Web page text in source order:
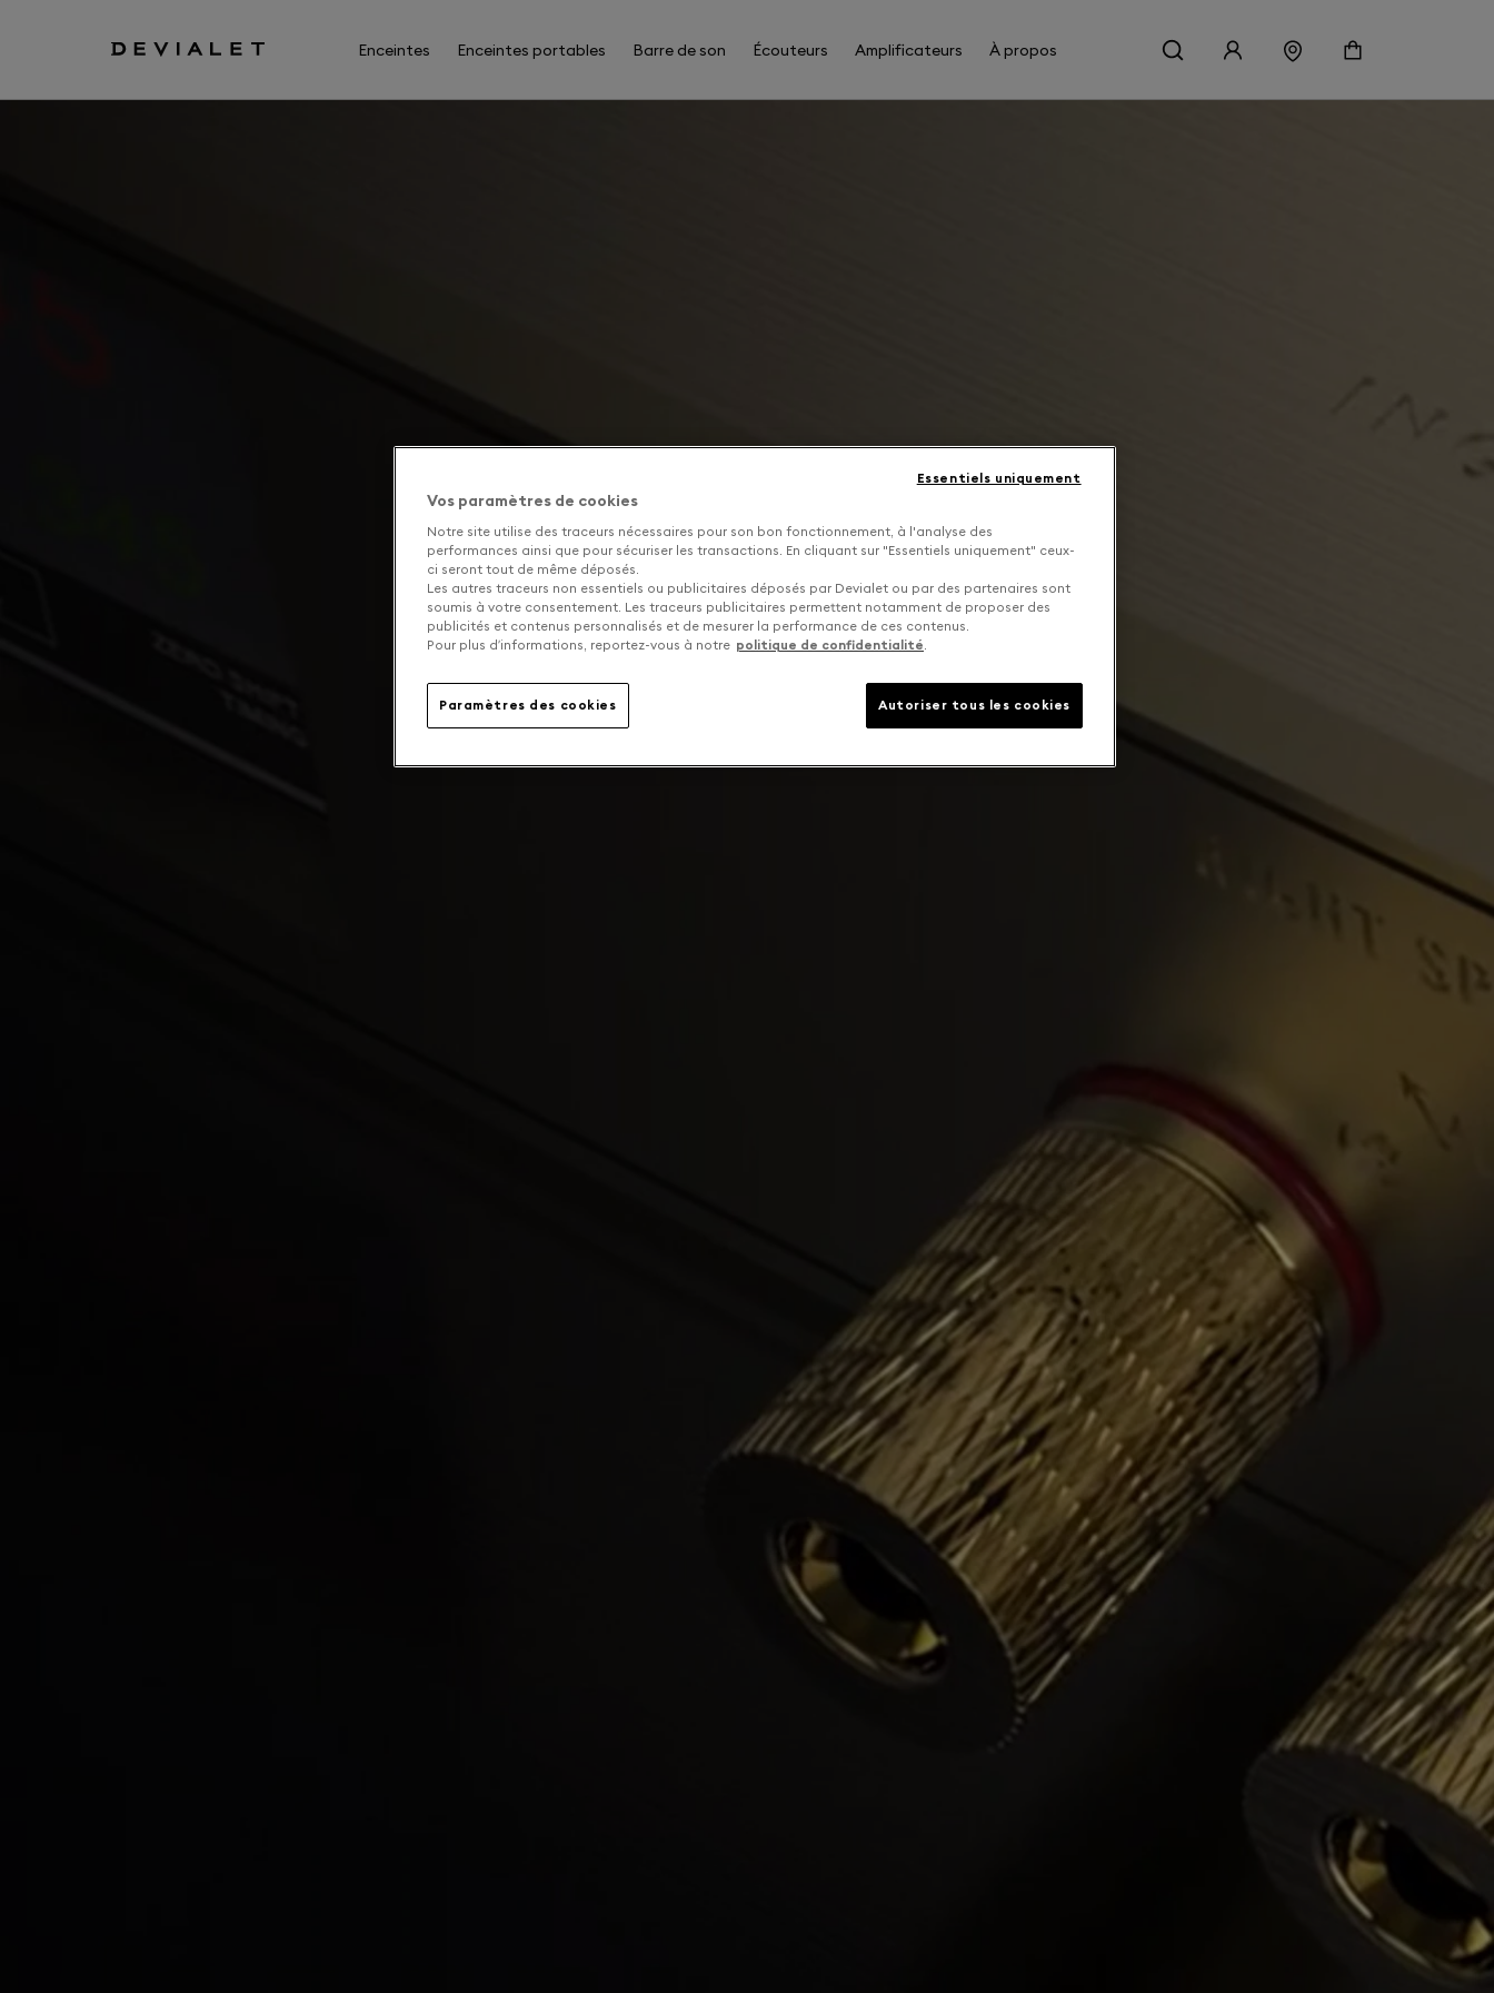
Enceintes Enceintes portables Barre de son Écouteurs Amplificateurs À propos
Vos paramètres de cookies
Notre site utilise des traceurs nécessaires pour son bon fonctionnement, à l'analyse des
performances ainsi que pour sécuriser les transactions. En cliquant sur "Essentiels uniquement" ceux-
ci seront tout de même déposés.
Les autres traceurs non essentiels ou publicitaires déposés par Devialet ou par des partenaires sont
soumis à votre consentement. Les traceurs publicitaires permettent notamment de proposer des
publicités et contenus personnalisés et de mesurer la performance de ces contenus.
Pour plus d’informations, reportez-vous à notre politique de confidentialité.
Paramètres des cookies
Essentiels uniquement
Autoriser tous les cookies